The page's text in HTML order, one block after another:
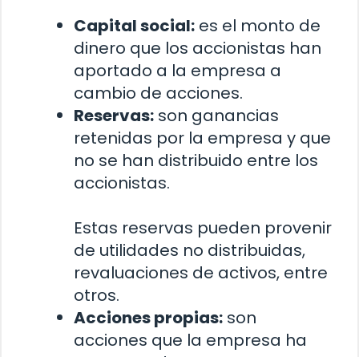
Capital social: es el monto de
dinero que los accionistas han
aportado a la empresa a
cambio de acciones.
Reservas: son ganancias
retenidas por la empresa y que
no se han distribuido entre los
accionistas.
Estas reservas pueden provenir
de utilidades no distribuidas,
revaluaciones de activos, entre
otros.
Acciones propias: son
acciones que la empresa ha